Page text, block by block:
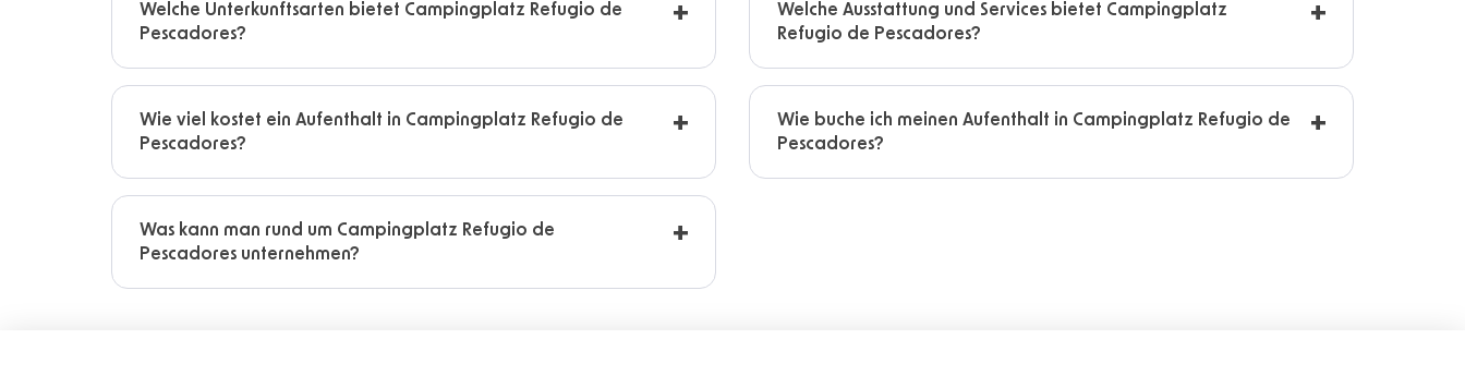
Welche Unterkunftsarten bietet Campingplatz Refugio de
Pescadores?
Wie viel kostet ein Aufenthalt in Campingplatz Refugio de
Pescadores?
Was kann man rund um Campingplatz Refugio de
Pescadores unternehmen?
Welche Ausstattung und Services bietet Campingplatz
Refugio de Pescadores?
Wie buche ich meinen Aufenthalt in Campingplatz Refugio de
Pescadores?